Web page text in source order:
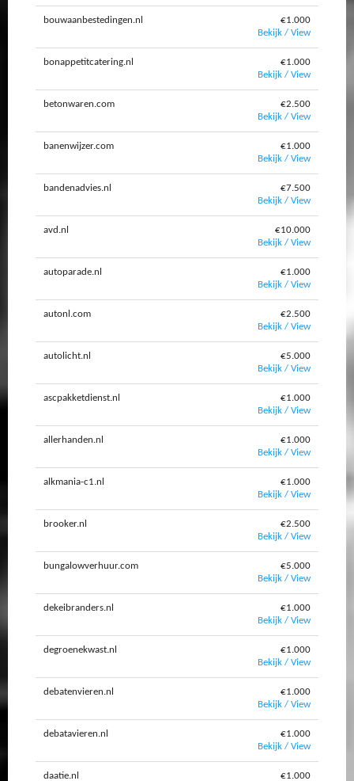
bouwaanbestedingen.nl
€1.000
Bekijk / View
bonappetitcatering.nl
€1.000
Bekijk / View
betonwaren.com
€2.500
Bekijk / View
banenwijzer.com
€1.000
Bekijk / View
bandenadvies.nl
€7.500
Bekijk / View
avd.nl
€10.000
Bekijk / View
autoparade.nl
€1.000
Bekijk / View
autonl.com
€2.500
Bekijk / View
autolicht.nl
€5.000
Bekijk / View
ascpakketdienst.nl
€1.000
Bekijk / View
allerhanden.nl
€1.000
Bekijk / View
alkmania-c1.nl
€1.000
Bekijk / View
brooker.nl
€2.500
Bekijk / View
bungalowverhuur.com
€5.000
Bekijk / View
dekeibranders.nl
€1.000
Bekijk / View
degroenekwast.nl
€1.000
Bekijk / View
debatenvieren.nl
€1.000
Bekijk / View
debatavieren.nl
€1.000
Bekijk / View
daatie.nl €1.000